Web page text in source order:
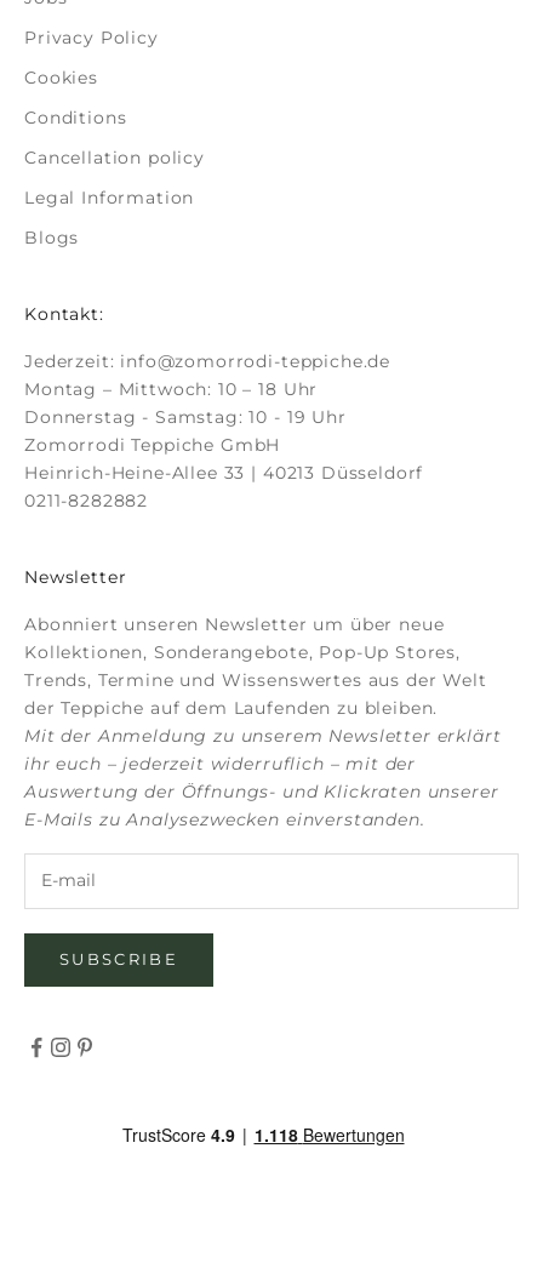
Privacy Policy
Cookies
Conditions
Cancellation policy
Legal Information
Blogs
Kontakt:
Jederzeit: info@zomorrodi-teppiche.de
Montag – Mittwoch: 10 – 18 Uhr
Donnerstag - Samstag: 10 - 19 Uhr
Zomorrodi Teppiche GmbH
Heinrich-Heine-Allee 33 | 40213 Düsseldorf
0211-8282882
Newsletter
Abonniert unseren Newsletter um über neue
Kollektionen, Sonderangebote, Pop-Up Stores,
Trends, Termine und Wissenswertes aus der Welt
der Teppiche auf dem Laufenden zu bleiben.
Mit der Anmeldung zu unserem Newsletter erklärt
ihr euch – jederzeit widerruflich – mit der
Auswertung der Öffnungs- und Klickraten unserer
E-Mails zu Analysezwecken einverstanden.
SUBSCRIBE